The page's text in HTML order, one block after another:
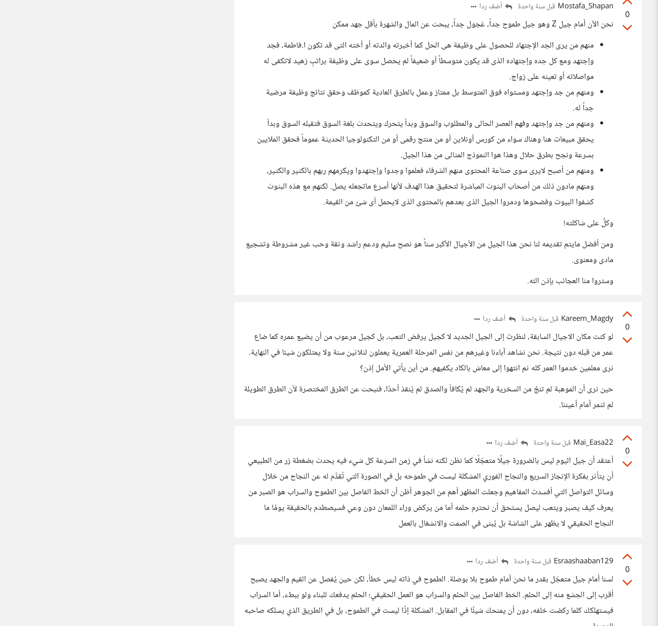
0
Mostafa_Shapan قبل سنة واحدة أضف ردا
نحن الآن أمام جيل Z وهو جيل طموح جداً، عَجول جداً، يبحث عن المال والشهرة بأقل جهد ممكن
منهم من يرى الجد الإجتهاد للحصول على وظيفة هى الحل كما أخبرته والدته أو أخته التى قد تكون ا.فاطمة، فجد
وإجتهد ومع كل جده وإجتهاده الذى قد يكون متوسطاً أو ضعيفاً لم يحصل سوى على وظيفة براتبٍ زهيد لاتكفى له
مواصلاته أو تعينه على زواج.
ومنهم من جد وإجتهد ومستواه فوق المتوسط بل ممتاز وعمل بالطرق العادية كموظف وحقق نتائج وظيفة مرضية
جداً له.
ومنهم من جد وإجتهد وفهم العصر الحالى والمطلوب والسوق وبدأ يتحرك ويتحدث بلغة السوق فتقبله السوق وبدأ
يحقق مبيعات هنا وهناك سواء من كورس أونلاين أو من منتج رقمى أو من التكنولوجيا الحديثة عموماً فحقق الملايين
بسرعة ونجح بطرق حلال وهذا هوا النموذج المثالى من هذا الجيل.
ومنهم من أصبح لايرى سوى صناعة المحتوى منهم الشرفاء فعلموا وجدوا وإجتهدوا ويكرمهم ربهم بالكثير والكثير،
ومنهم مادون ذلك من أصحاب البثوث المباشرة لتحقيق هذا الهدف لأنها أسرع ماتجعله يصل. لكنهم مع هذه البثوث
كشفوا البيوت وفضحوها ودمروا الجيل الذى بعدهم بالمحتوى الذى لايحمل أى شئ من القيمة.
وكلٌ على شاكلته!
ومن أفضل مايتم تقديمه لنا نحن هذا الجيل من الأجيال الأكبر سناً هو نصح سليم ودعم راشد وثقة وحب غير مشروطة وتشجيع
مادى ومعنوى.
وستروا منا العجائب بإذن الله.
0
Kareem_Magdy قبل سنة واحدة أضف ردا
لو كنت مكان الاجيال السابقة، لنظرت إلى الجيل الجديد لا كجيل يرفض التعب، بل كجيل مرعوب من أن يضيع عمره كما ضاع
عمر من قبله دون نتيجة. نحن نشاهد آباءنا وغيرهم من نفس المرحلة العمرية يعملون لثلاثين سنة ولا يمتلكون شيئا في النهاية.
نرى معلمين خدموا العمر كله ثم انتهوا إلى معاش بالكاد يكفيهم. من أين يأتي الأمل إذن؟
حين نرى أن الموهبة لم تنجُ من السخرية والجهد لم يُكافأ والصدق لم يُنقذ أحدًا، فنبحث عن الطرق المختصرة لأن الطرق الطويلة
لم تثمر أمام أعيننا.
0
Mai_Easa22 قبل سنة واحدة أضف ردا
أعتقد أن جيل اليوم ليس بالضرورة جيلًا متعجّلًا كما نظن لكنه نشأ في زمن السرعة كل شيء فيه يحدث بضغطة زر من الطبيعي
أن يتأثر بفكرة الإنجاز السريع والنجاح الفوري المشكلة ليست في طموحه بل في الصورة التي تُقدَّم له عن النجاح من خلال
وسائل التواصل التي أفسدت المفاهيم وجعلت المظهر أهم من الجوهر أظن أن الخط الفاصل بين الطموح والسراب هو الصبر من
يعرف كيف يصبر ويتعب ليصل يستحق أن نحترم حلمه أما من يركض وراء اللمعان دون وعي فسيصطدم بالحقيقة يومًا ما
النجاح الحقيقي لا يظهر على الشاشة بل يُبنى في الصمت والانشغال بالعمل
0
Esraashaaban129 قبل سنة واحدة أضف ردا
لسنا أمام جيل متعجّل بقدر ما نحن أمام طموح بلا بوصلة. الطموح في ذاته ليس خطأ، لكن حين يُفصل عن القيم والجهد يصبح
أقرب إلى الجشع منه إلى الحلم. الخط الفاصل بين الحلم والسراب هو العمل الحقيقي؛ الحلم يدفعك للبناء ولو ببطء، أما السراب
فيستهلكك كلما ركضت خلفه، دون أن يمنحك شيئًا في المقابل. المشكلة إذًا ليست في الطموح، بل في الطريق الذي يسلكه صاحبه